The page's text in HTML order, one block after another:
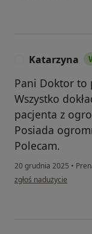
Katarzyna
Pani Doktor to
Wszystko
pacjenta z
Posiada
Polecam.
20 grudnia 2025 •
w opinii użytkownika
zgłoś nadużycie